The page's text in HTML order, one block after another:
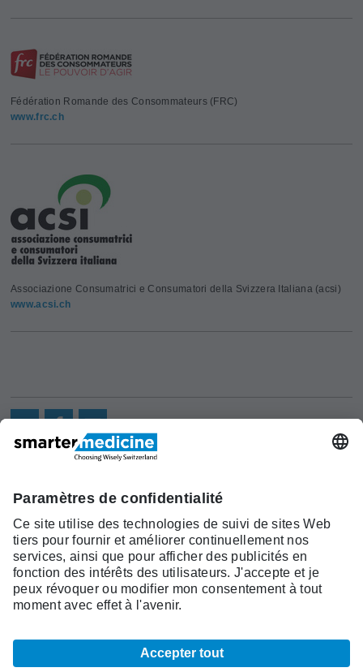
Fédération Romande des Consommateurs (FRC)
www.frc.ch
Associazione Consumatrici e Consumatori della Svizzera Italiana (acsi)
www.acsi.ch
smarter
medicine?
Liste Top 5
Recherche
Contact
c/o Société Suisse de Médécine
Interne Générale
Monbijoustrasse 43, Case postale,
3001 Berne
Tél. +41 31 370 40 00, Fax +41 31
370 40 19
smartermedicine@sgaim.ch
Mentions légales CCG
Indications légales
Carte du site